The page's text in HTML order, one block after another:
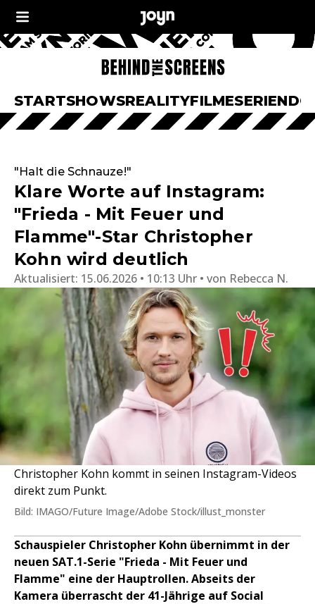
STARTSHOWSREALITYFILMESERIEN
"Halt die Schnauze!"
Klare Worte auf Instagram:
"Frieda - Mit Feuer und
Flamme"-Star Christopher
Kohn wird deutlich
Aktualisiert: 15.06.2026 • 10:13 Uhr von Rebecca N.
Christopher Kohn kommt in seinen Instagram-Videos
direkt zum Punkt.
Bild: IMAGO/Future Image/Adobe Stock/illust_monster
Schauspieler Christopher Kohn übernimmt in der
neuen SAT.1-Serie "Frieda - Mit Feuer und
Flamme" eine der Hauptrollen. Abseits der
Kamera überrascht der 41-Jährige auf Social